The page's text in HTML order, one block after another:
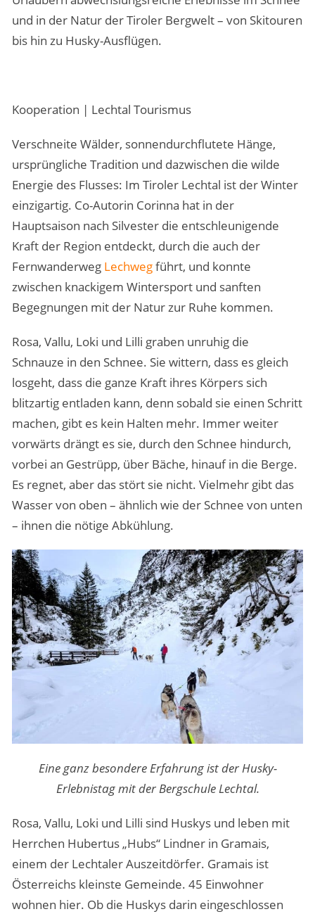
und in der Natur der Tiroler Bergwelt – von Skitouren
bis hin zu Husky-Ausflügen.
Kooperation | Lechtal Tourismus
Verschneite Wälder, sonnendurchflutete Hänge,
ursprüngliche Tradition und dazwischen die wilde
Energie des Flusses: Im Tiroler Lechtal ist der Winter
einzigartig. Co-Autorin Corinna hat in der
Hauptsaison nach Silvester die entschleunigende
Kraft der Region entdeckt, durch die auch der
Fernwanderweg Lechwegführt, und konnte
zwischen knackigem Wintersport und sanften
Begegnungen mit der Natur zur Ruhe kommen.
Rosa, Vallu, Loki und Lilli graben unruhig die
Schnauze in den Schnee. Sie wittern, dass es gleich
losgeht, dass die ganze Kraft ihres Körpers sich
blitzartig entladen kann, denn sobald sie einen Schritt
machen, gibt es kein Halten mehr. Immer weiter
vorwärts drängt es sie, durch den Schnee hindurch,
vorbei an Gestrüpp, über Bäche, hinauf in die Berge.
Es regnet, aber das stört sie nicht. Vielmehr gibt das
Wasser von oben – ähnlich wie der Schnee von unten
– ihnen die nötige Abkühlung.
Eine ganz besondere Erfahrung ist der Husky-
Erlebnistag mit der Bergschule Lechtal.
Rosa, Vallu, Loki und Lilli sind Huskys und leben mit
Herrchen Hubertus „Hubs“ Lindner in Gramais,
einem der Lechtaler Auszeitdörfer. Gramais ist
Österreichs kleinste Gemeinde. 45 Einwohner
wohnen hier. Ob die Huskys darin eingeschlossen